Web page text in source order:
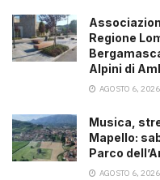
Regione
Alpini di
AGOSTO 6, 2026
Musica,
Mapello:
Parco
AGOSTO 6, 2026